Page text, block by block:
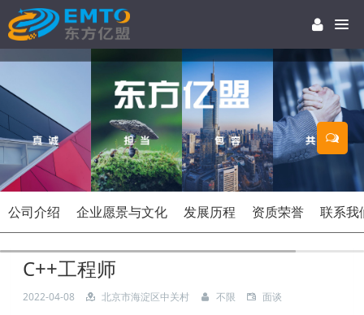
公司介绍 企业愿景与文化 发展历程 资质荣誉 联系我
C++工程师
2022-04-08 北京市海淀区中关村 不限 面谈